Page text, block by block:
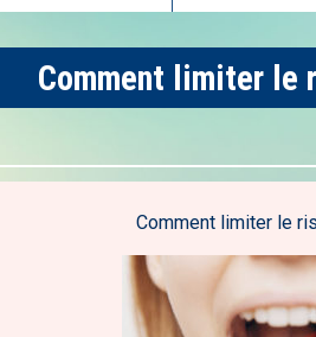
Comment limiter le
Comment limiter le